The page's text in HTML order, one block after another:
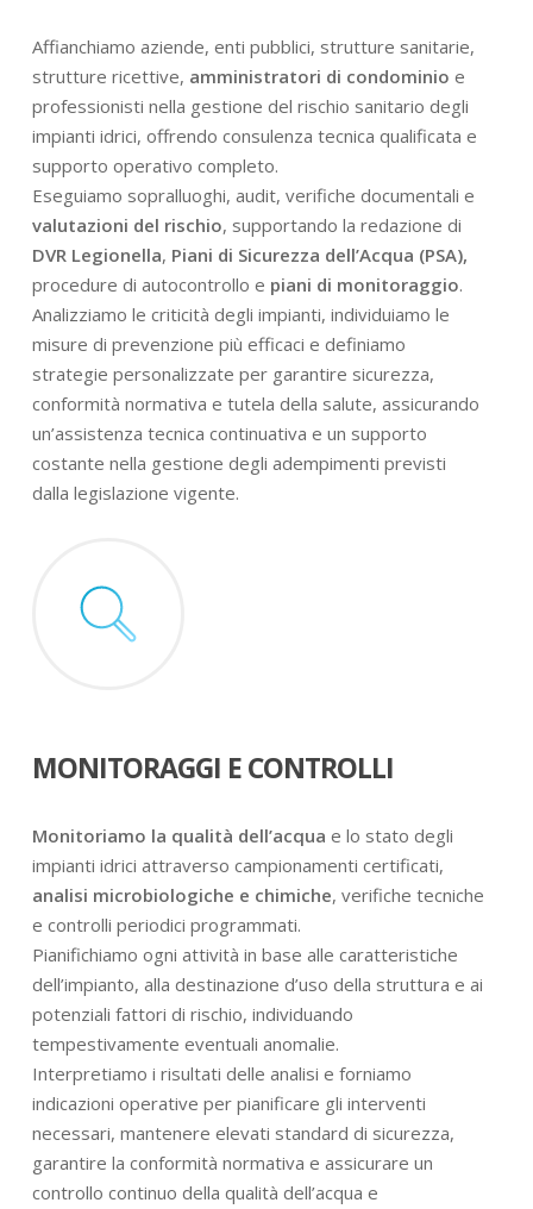
Affianchiamo aziende, enti pubblici, strutture sanitarie,
strutture ricettive, amministratori di condominio e
professionisti nella gestione del rischio sanitario degli
impianti idrici, offrendo consulenza tecnica qualificata e
supporto operativo completo.
Eseguiamo sopralluoghi, audit, verifiche documentali e
valutazioni del rischio, supportando la redazione di
DVR Legionella, Piani di Sicurezza dell’Acqua (PSA),
procedure di autocontrollo e piani di monitoraggio.
Analizziamo le criticità degli impianti, individuiamo le
misure di prevenzione più efficaci e definiamo
strategie personalizzate per garantire sicurezza,
conformità normativa e tutela della salute, assicurando
un’assistenza tecnica continuativa e un supporto
costante nella gestione degli adempimenti previsti
dalla legislazione vigente.
MONITORAGGI E CONTROLLI
Monitoriamo la qualità dell’acqua e lo stato degli
impianti idrici attraverso campionamenti certificati,
analisi microbiologiche e chimiche, verifiche tecniche
e controlli periodici programmati.
Pianifichiamo ogni attività in base alle caratteristiche
dell’impianto, alla destinazione d’uso della struttura e ai
potenziali fattori di rischio, individuando
tempestivamente eventuali anomalie.
Interpretiamo i risultati delle analisi e forniamo
indicazioni operative per pianificare gli interventi
necessari, mantenere elevati standard di sicurezza,
garantire la conformità normativa e assicurare un
controllo continuo della qualità dell’acqua e